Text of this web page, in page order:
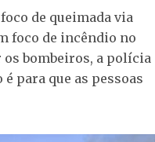
de queimada via
foco de incêndio no
bombeiros, a polícia
para que as pessoas